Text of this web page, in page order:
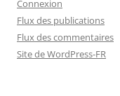
Connexion
Flux des publications
Flux des commentaires
Site de WordPress-FR